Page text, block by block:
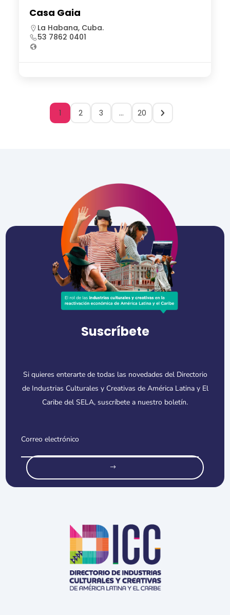
Casa Gaia
La Habana, Cuba.
53 7862 0401
1 2 3 … 20
Suscríbete
Si quieres enterarte de todas las novedades del Directorio
de Industrias Culturales y Creativas de América Latina y El
Caribe del SELA, suscríbete a nuestro boletín.